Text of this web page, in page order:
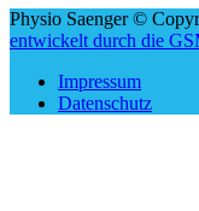
Physio Saenger ©
entwickelt durch die
Impressum
Datenschutz